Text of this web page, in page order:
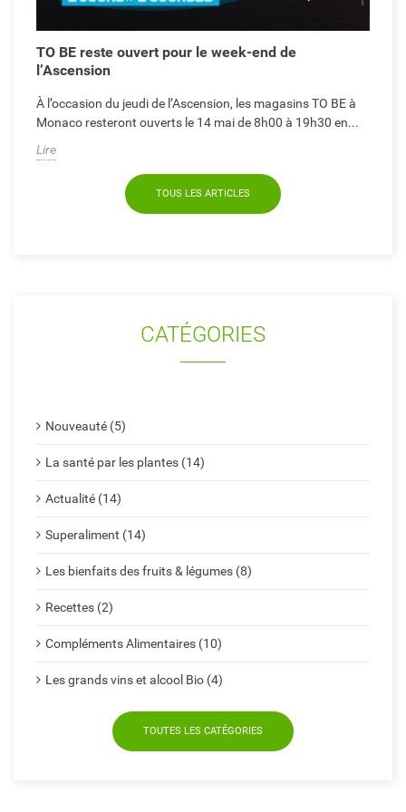
TO BE reste ouvert pour le week-end de
l’Ascension
À l’occasion du jeudi de l’Ascension, les magasins TO BE à
Monaco resteront ouverts le 14 mai de 8h00 à 19h30 en...
Lire
TOUS LES ARTICLES
CATÉGORIES
Nouveauté (5)
La santé par les plantes (14)
Actualité (14)
Superaliment (14)
Les bienfaits des fruits & légumes (8)
Recettes (2)
Compléments Alimentaires (10)
Les grands vins et alcool Bio (4)
TOUTES LES CATÉGORIES